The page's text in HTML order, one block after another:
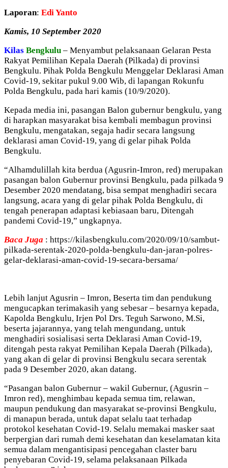
Laporan: Edi Yanto
Kamis, 10 September 2020
Kilas Bengkulu – Menyambut pelaksanaan Gelaran Pesta
Rakyat Pemilihan Kepala Daerah (Pilkada) di provinsi
Bengkulu. Pihak Polda Bengkulu Menggelar Deklarasi Aman
Covid-19, sekitar pukul 9.00 Wib, di lapangan Rokunfu
Polda Bengkulu, pada hari kamis (10/9/2020).
Kepada media ini, pasangan Balon gubernur bengkulu, yang
di harapkan masyarakat bisa kembali membagun provinsi
Bengkulu, mengatakan, segaja hadir secara langsung
deklarasi aman Covid-19, yang di gelar pihak Polda
Bengkulu.
“Alhamdulillah kita berdua (Agusrin-Imron, red) merupakan
pasangan balon Gubernur provinsi Bengkulu, pada pilkada 9
Desember 2020 mendatang, bisa sempat menghadiri secara
langsung, acara yang di gelar pihak Polda Bengkulu, di
tengah penerapan adaptasi kebiasaan baru, Ditengah
pandemi Covid-19,” ungkapnya.
Baca Juga : https://kilasbengkulu.com/2020/09/10/sambut-
pilkada-serentak-2020-polda-bengkulu-dan-jaran-polres-
gelar-deklarasi-aman-covid-19-secara-bersama/
Lebih lanjut Agusrin – Imron, Beserta tim dan pendukung
mengucapkan terimakasih yang sebesar – besarnya kepada,
Kapolda Bengkulu, Irjen Pol Drs. Teguh Sarwono, M.Si,
beserta jajarannya, yang telah mengundang, untuk
menghadiri sosialisasi serta Deklarasi Aman Covid-19,
ditengah pesta rakyat Pemilihan Kepala Daerah (Pilkada),
yang akan di gelar di provinsi Bengkulu secara serentak
pada 9 Desember 2020, akan datang.
“Pasangan balon Gubernur – wakil Gubernur, (Agusrin –
Imron red), menghimbau kepada semua tim, relawan,
maupun pendukung dan masyarakat se-provinsi Bengkulu,
di manapun berada, untuk dapat selalu taat terhadap
protokol kesehatan Covid-19. Selalu memakai masker saat
berpergian dari rumah demi kesehatan dan keselamatan kita
semua dalam mengantisipasi pencegahan claster baru
penyebaran Covid-19, selama pelaksanaan Pilkada